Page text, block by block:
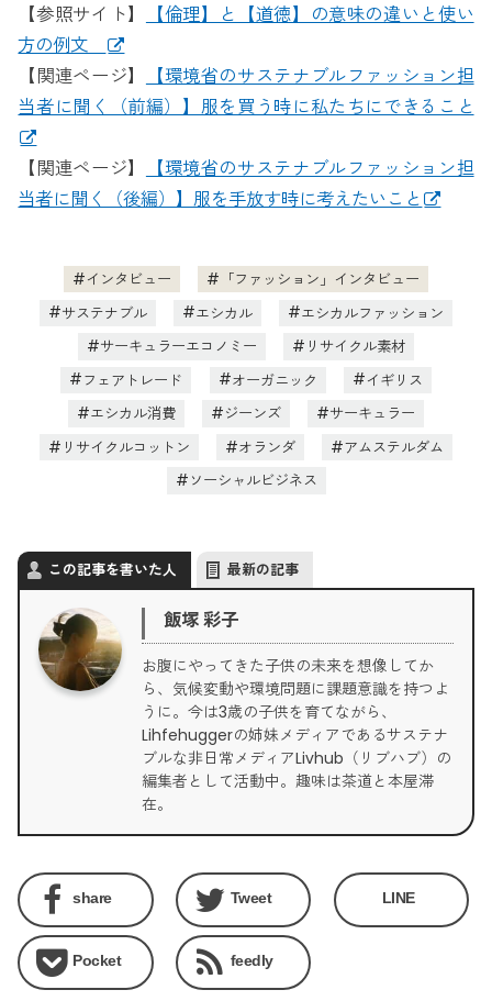
【参照サイト】
【倫理】と【道徳】の意味の違いと使い
方の例文
【関連ページ】
【環境省のサステナブルファッション担
当者に聞く（前編）】服を買う時に私たちにできること
【関連ページ】
【環境省のサステナブルファッション担
当者に聞く（後編）】服を手放す時に考えたいこと
インタビュー
「ファッション」インタビュー
サステナブル
エシカル
エシカルファッション
サーキュラーエコノミー
リサイクル素材
フェアトレード
オーガニック
イギリス
エシカル消費
ジーンズ
サーキュラー
リサイクルコットン
オランダ
アムステルダム
ソーシャルビジネス
この記事を書いた人 最新の記事
飯塚 彩子
お腹にやってきた子供の未来を想像してか
ら、気候変動や環境問題に課題意識を持つよ
うに。今は3歳の子供を育てながら、
Lihfehuggerの姉妹メディアであるサステナ
ブルな非日常メディアLivhub（リブハブ）の
編集者として活動中。趣味は茶道と本屋滞
在。
share Tweet LINE
Pocket feedly